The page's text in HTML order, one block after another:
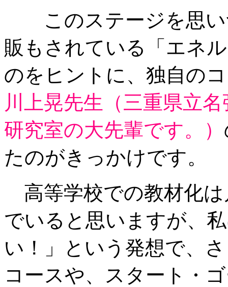
このステージを思い
販もされている「エネ
のをヒントに、独自の
川上晃先生（三重県立
研究室の大先輩です。）
たのがきっかけです。
高等学校での教材化
でいると思いますが、
い！」という発想で、
コースや、スタート・